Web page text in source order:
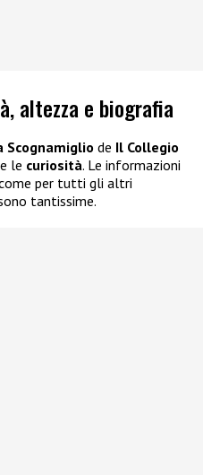
altezza e biografia
Scognamiglio de Il Collegio
e le curiosità. Le informazioni
per tutti gli altri
tantissime.